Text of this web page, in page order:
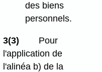
des biens
personnels.
3(3)
Pour
l'application de
l'alinéa b) de la